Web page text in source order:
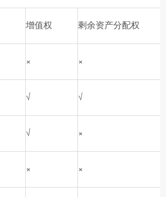
增值权 剩余资产分配权
× ×
√ √
√ ×
× ×